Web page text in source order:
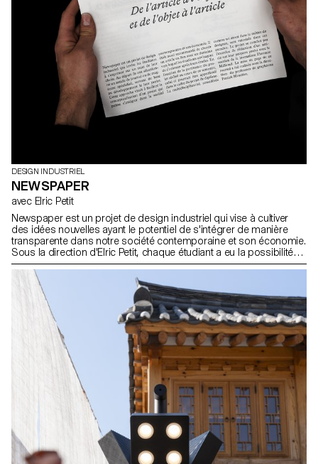
DESIGN INDUSTRIEL
NEWSPAPER
avec Elric Petit
Newspaper est un projet de design industriel qui vise à cultiver
des idées nouvelles ayant le potentiel de s'intégrer de manière
transparente dans notre société contemporaine et son économie.
Sous la direction d'Elric Petit, chaque étudiant a eu la possibilité
d'explorer un sujet choisi, en exprimant ses affinités et ses intérêts
personnels, ce qui a permis d'améliorer l'expérience globale du
projet. Dans l'esprit de la pluridisciplinarité, les étudiants ont
participé à un atelier d'écriture avec un journaliste professionnel,
qui a débouché sur 25 articles rédigés par les étudiants sur leurs
projets individuels, rassemblés dans un journal imprimé.